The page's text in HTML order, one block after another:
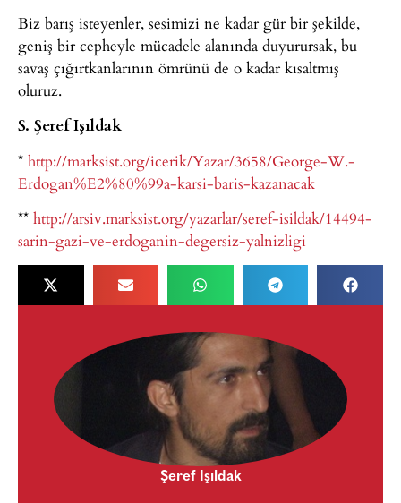
Biz barış isteyenler, sesimizi ne kadar gür bir şekilde,
geniş bir cepheyle mücadele alanında duyurursak, bu
savaş çığırtkanlarının ömrünü de o kadar kısaltmış
oluruz.
S. Şeref Işıldak
* http://marksist.org/icerik/Yazar/3658/George-W.-
Erdogan%E2%80%99a-karsi-baris-kazanacak
** http://arsiv.marksist.org/yazarlar/seref-isildak/14494-
sarin-gazi-ve-erdoganin-degersiz-yalnizligi
Şeref Işıldak